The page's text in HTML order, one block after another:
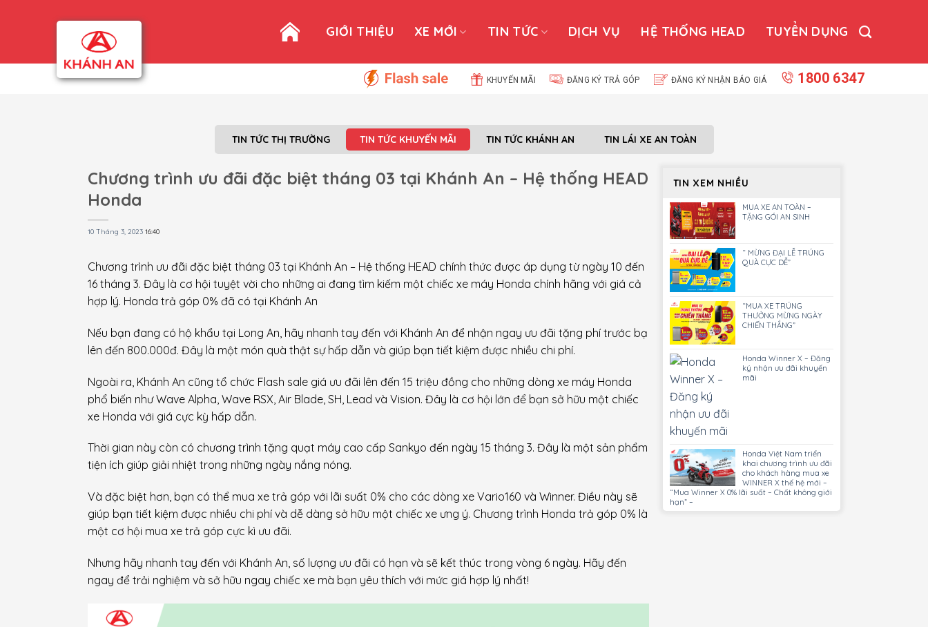
GIỚI THIỆU XE MỚI TIN TỨC DỊCH VỤ HỆ THỐNG HEAD TUYỂN DỤNG
KHUYẾN MÃI ĐĂNG KÝ TRẢ GÓP ĐĂNG KÝ NHẬN BÁO GIÁ 1800 6347
TIN TỨC THỊ TRƯỜNG TIN TỨC KHUYẾN MÃI TIN TỨC KHÁNH AN TIN LÁI XE AN TOÀN
Chương trình ưu đãi đặc biệt tháng 03 tại Khánh An – Hệ thống HEAD
Honda
10 Tháng 3, 2023 16:40
Chương trình ưu đãi đặc biệt tháng 03 tại Khánh An – Hệ thống HEAD chính thức được áp dụng từ ngày 10 đến
16 tháng 3. Đây là cơ hội tuyệt vời cho những ai đang tìm kiếm một chiếc xe máy Honda chính hãng với giá cả
hợp lý. Honda trả góp 0% đã có tại Khánh An
Nếu bạn đang có hộ khẩu tại Long An, hãy nhanh tay đến với Khánh An để nhận ngay ưu đãi tặng phí trước bạ
lên đến 800.000đ. Đây là một món quà thật sự hấp dẫn và giúp bạn tiết kiệm được nhiều chi phí.
Ngoài ra, Khánh An cũng tổ chức Flash sale giá ưu đãi lên đến 15 triệu đồng cho những dòng xe máy Honda
phổ biến như Wave Alpha, Wave RSX, Air Blade, SH, Lead và Vision. Đây là cơ hội lớn để bạn sở hữu một chiếc
xe Honda với giá cực kỳ hấp dẫn.
Thời gian này còn có chương trình tặng quạt máy cao cấp Sankyo đến ngày 15 tháng 3. Đây là một sản phẩm
tiện ích giúp giải nhiệt trong những ngày nắng nóng.
Và đặc biệt hơn, bạn có thể mua xe trả góp với lãi suất 0% cho các dòng xe Vario160 và Winner. Điều này sẽ
giúp bạn tiết kiệm được nhiều chi phí và dễ dàng sở hữu một chiếc xe ưng ý. Chương trình Honda trả góp 0% là
một cơ hội mua xe trả góp cực kì ưu đãi.
Nhưng hãy nhanh tay đến với Khánh An, số lượng ưu đãi có hạn và sẽ kết thúc trong vòng 6 ngày. Hãy đến
ngay để trải nghiệm và sở hữu ngay chiếc xe mà bạn yêu thích với mức giá hợp lý nhất!
TIN XEM NHIỀU
MUA XE AN TOÀN –
TẶNG GÓI AN SINH
“ MỪNG ĐẠI LỄ TRÚNG
QUÀ CỰC DỄ”
“MUA XE TRÚNG
THƯỞNG MỪNG NGÀY
CHIẾN THẮNG”
Honda Winner X – Đăng
ký nhận ưu đãi khuyến
mãi
Honda Việt Nam triển
khai chương trình ưu đãi
cho khách hàng mua xe
WINNER X thế hệ mới –
“Mua Winner X 0% lãi suất – Chất không giới
hạn” –